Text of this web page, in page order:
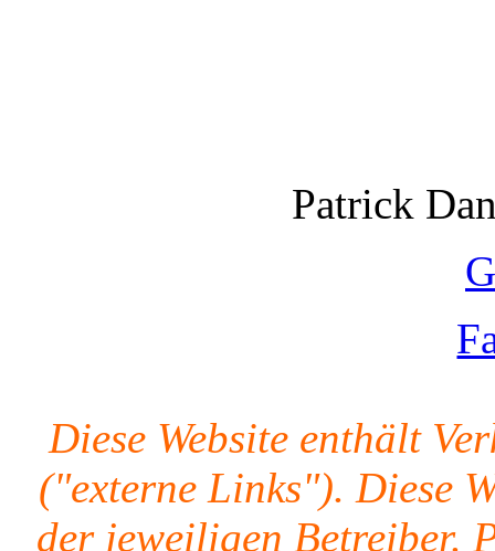
Patrick
Diese Website enthält
("externe Links"). Diese
der jeweiligen Betreiber.